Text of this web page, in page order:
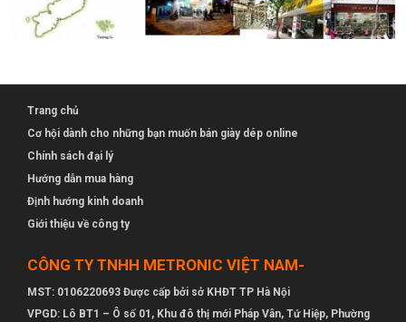
Trang chủ
Cơ hội dành cho những bạn muốn bán giày dép online
Chính sách đại lý
Hướng dẫn mua hàng
Định hướng kinh doanh
Giới thiệu về công ty
CÔNG TY TNHH METRONIC VIỆT NAM-
MST: 0106220693 Được cấp bởi sở KHĐT TP Hà Nội
VPGD: Lô BT1 – Ô số 01, Khu đô thị mới Pháp Vân, Tứ Hiệp, Phường